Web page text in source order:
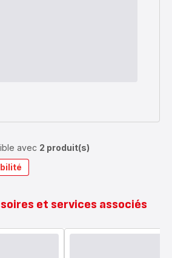
avec 2 produit(s)
et services associés